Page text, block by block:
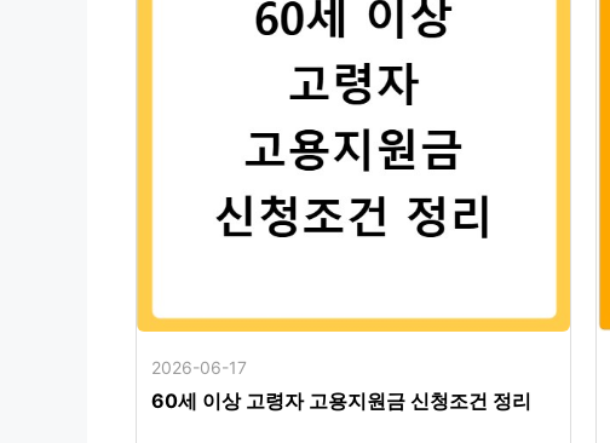
2026-06-17
60세 이상 고령자 고용지원금 신청조건 정리